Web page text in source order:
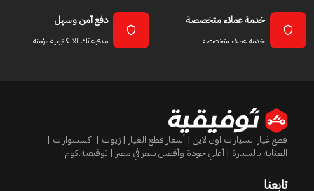
خدمة عملاء متخصصة
خدمة عملاء متخصصة
دفع آمن وسهل
مدفوعاتك الالكترونية مؤمنة
قطع غيار السيارات اون لاين | أسعار قطع الغيار | زيوت | اكسسوارات |
العناية بالسيارة | أعلي جودة وأفضل سعر في مصر | توفيقية.كوم
تابعنا